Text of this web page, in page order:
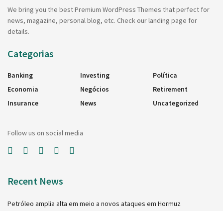
We bring you the best Premium WordPress Themes that perfect for
news, magazine, personal blog, etc. Check our landing page for
details.
Categorias
Banking
Economia
Insurance
Investing
Negócios
News
Política
Retirement
Uncategorized
Follow us on social media
Recent News
Petróleo amplia alta em meio a novos ataques em Hormuz